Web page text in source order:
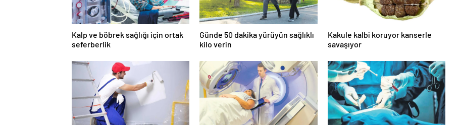
Kalp ve böbrek sağlığı için ortak
seferberlik
Günde 50 dakika yürüyün sağlıklı
kilo verin
Kakule kalbi koruyor kanserle
savaşıyor